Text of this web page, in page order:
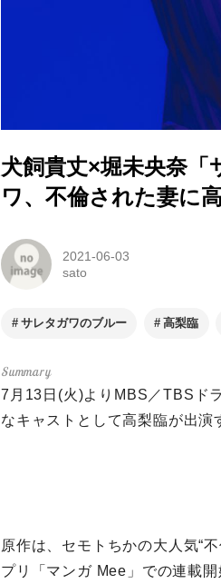
犬飼貴丈×堀未央奈
ワ、不倫された妻に
2021-06-03
sato
サレタガワのブルー 高梨臨
7月13日(火)よりMBS／TBSド
なキャストとして高梨臨が出演
原作は、セモトちかの大人気“
プリ「マンガ Mee」での連載